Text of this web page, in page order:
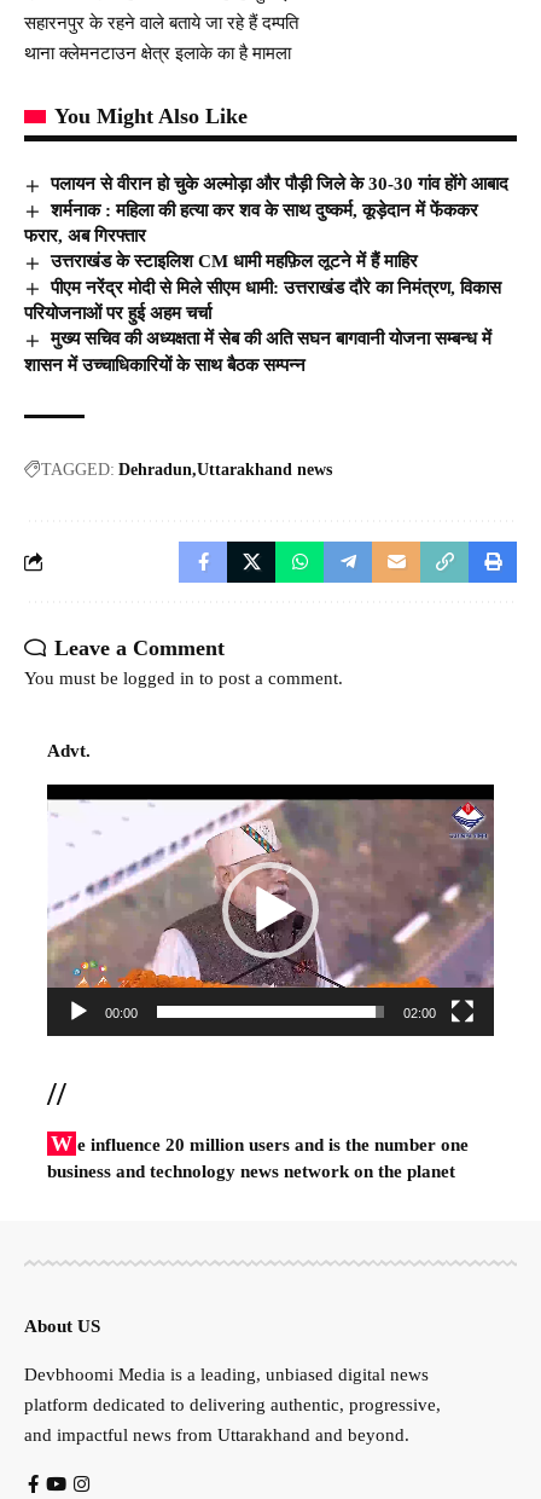
सहारनपुर के रहने वाले बताये जा रहे हैं दम्पति
थाना क्लेमनटाउन क्षेत्र इलाके का है मामला
You Might Also Like
पलायन से वीरान हो चुके अल्मोड़ा और पौड़ी जिले के 30-30 गांव होंगे आबाद
शर्मनाक : महिला की हत्या कर शव के साथ दुष्कर्म, कूड़ेदान में फेंककर
फरार, अब गिरफ्तार
उत्तराखंड के स्टाइलिश CM धामी महफ़िल लूटने में हैं माहिर
पीएम नरेंद्र मोदी से मिले सीएम धामी: उत्तराखंड दौरे का निमंत्रण, विकास
परियोजनाओं पर हुई अहम चर्चा
मुख्य सचिव की अध्यक्षता में सेब की अति सघन बागवानी योजना सम्बन्ध में
शासन में उच्चाधिकारियों के साथ बैठक सम्पन्न
TAGGED: Dehradun Uttarakhand news
Leave a Comment
You must be logged in to post a comment.
Advt.
Video
00:00 02:00
//
W e influence 20 million users and is the number one
business and technology news network on the planet
About US
Devbhoomi Media is a leading, unbiased digital news
platform dedicated to delivering authentic, progressive,
and impactful news from Uttarakhand and beyond.